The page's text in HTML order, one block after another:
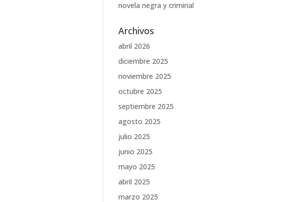
novela negra y criminal
Archivos
abril 2026
diciembre 2025
noviembre 2025
octubre 2025
septiembre 2025
agosto 2025
julio 2025
junio 2025
mayo 2025
abril 2025
marzo 2025